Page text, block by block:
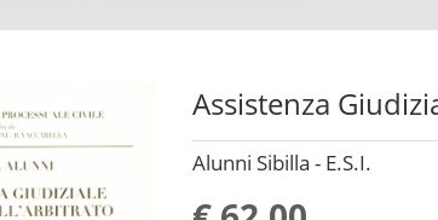
Assistenza
Alunni Sibilla - E.S.I.